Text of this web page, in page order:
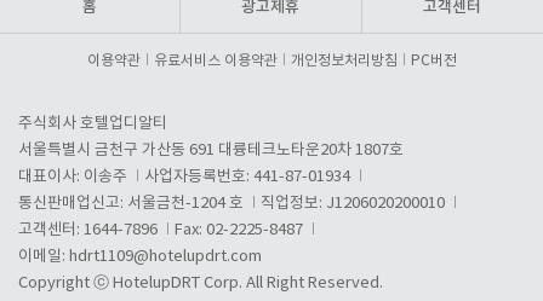
홈 광고제휴 고객센터
이용약관 유료서비스 이용약관 개인정보처리방침 PC버전
주식회사 호텔업디알티
서울특별시 금천구 가산동 691 대륭테크노타운20차 1807호
대표이사: 이송주
사업자등록번호: 441-87-01934
통신판매업신고: 서울금천-1204 호
직업정보: J1206020200010
고객센터: 1644-7896
Fax: 02-2225-8487
이메일: hdrt1109@hotelupdrt.com
Copyright ⓒ HotelupDRT Corp. All Right Reserved.